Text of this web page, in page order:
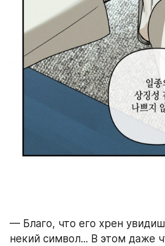
— Благо, что его хрен
некий символ... В этом даже